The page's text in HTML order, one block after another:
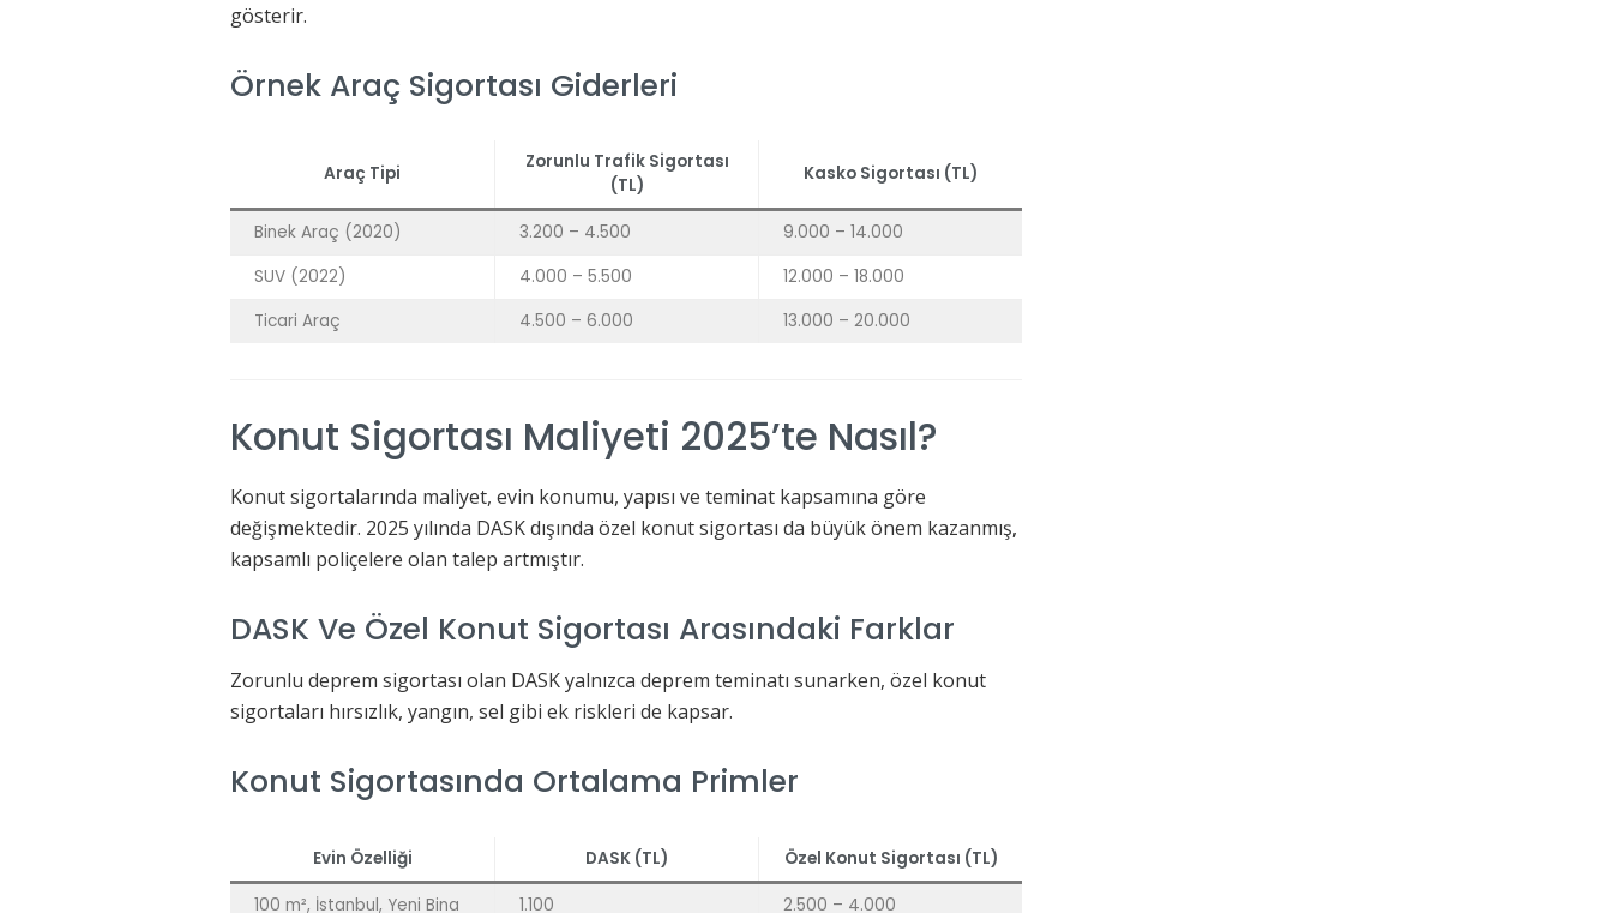
gösterir.
Örnek Araç Sigortası Giderleri
Araç Tipi
Zorunlu Trafik Sigortası
(TL)
Kasko Sigortası (TL)
Binek Araç (2020) 3.200 – 4.500
9.000 – 14.000
SUV (2022)
4.000 – 5.500
12.000 – 18.000
Ticari Araç
4.500 – 6.000 13.000 – 20.000
Konut Sigortası Maliyeti 2025’te Nasıl?
Konut sigortalarında maliyet, evin konumu, yapısı ve teminat kapsamına göre
değişmektedir. 2025 yılında DASK dışında özel konut sigortası da büyük önem kazanmış,
kapsamlı poliçelere olan talep artmıştır.
DASK Ve Özel Konut Sigortası Arasındaki Farklar
Zorunlu deprem sigortası olan DASK yalnızca deprem teminatı sunarken, özel konut
sigortaları hırsızlık, yangın, sel gibi ek riskleri de kapsar.
Konut Sigortasında Ortalama Primler
Evin Özelliği DASK (TL) Özel Konut Sigortası (TL)
100 m², İstanbul, Yeni Bina 1.100 2.500 – 4.000